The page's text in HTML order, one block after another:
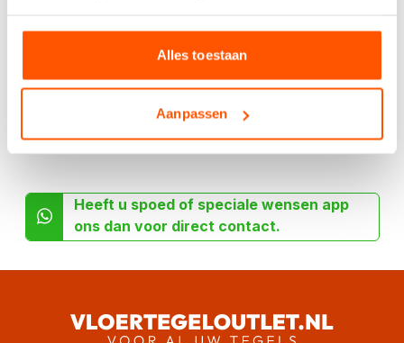
Alles toestaan
Aanpassen
Specificaties
Heeft u spoed of speciale wensen app
ons dan voor direct contact.